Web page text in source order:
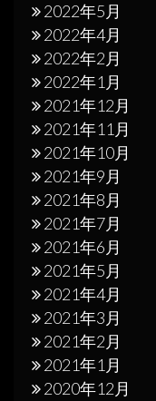
2022年5月
2022年4月
2022年2月
2022年1月
2021年12月
2021年11月
2021年10月
2021年9月
2021年8月
2021年7月
2021年6月
2021年5月
2021年4月
2021年3月
2021年2月
2021年1月
2020年12月